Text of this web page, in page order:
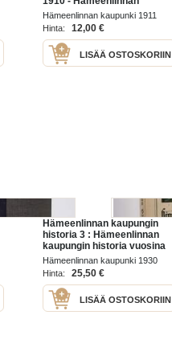
kaupungin tilien päätös v.
1909
Hämeenlinnan kaupunki 1911
Hinta:
12,00 €
LISÄÄ OSTOSKORIIN
Hämeenlinnan kaupungin
historia 3 : Hämeenlinnan
kaupungin historia vuosina
1809-75
Hämeenlinnan kaupunki 1930
Hinta:
25,50 €
LISÄÄ OSTOSKORIIN